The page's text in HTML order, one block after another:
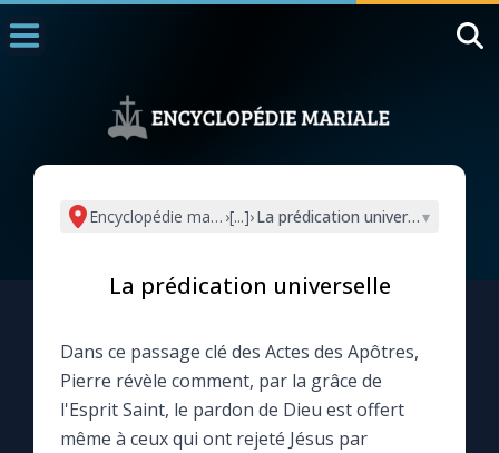
L'actualité de la semaine
La chaîne Youtube
La newsletter
Encyclopédie mariale
›[...]›La prédication universelle
▾
La prédication universelle
Dans ce passage clé des Actes des Apôtres,
Pierre révèle comment, par la grâce de
l'Esprit Saint, le pardon de Dieu est offert
même à ceux qui ont rejeté Jésus par